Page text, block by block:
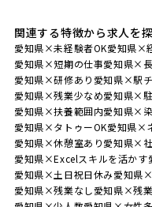
関連する特徴から求人を
愛知県×未経験者OK愛知県×
愛知県×短期の仕事愛知県×
愛知県×研修あり 愛知県×駅
愛知県×残業少なめ愛知県×
愛知県×扶養範囲内愛知県×
愛知県×タトゥーOK愛知県×
愛知県×休憩室あり愛知県×
愛知県×Excelスキルを活かす
愛知県×土日祝日休み愛知県
愛知県×残業なし愛知県×残